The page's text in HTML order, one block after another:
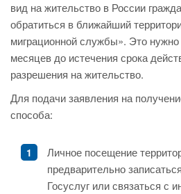
вид на жительство в России
обратиться в ближайший
миграционной службы». Это нужно
месяцев до истечения срока
разрешения на жительство.
Для подачи заявления на
способа:
Личное посещение
предварительно
Госуслуг или связаться с